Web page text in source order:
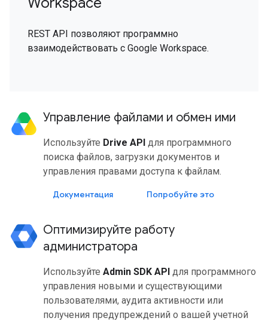
REST API позволяют программно
взаимодействовать с Google Workspace.
Управление файлами и обмен ими
Используйте Drive API для программного
поиска файлов, загрузки документов и
управления правами доступа к файлам.
Документация Попробуйте это
Оптимизируйте работу
администратора
Используйте Admin SDK API для программного
управления новыми и существующими
пользователями, аудита активности или
получения предупреждений о вашей учетной